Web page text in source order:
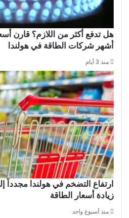
هل تدفع أكثر من اللازم؟ قارن
أشهر شركات الطاقة في هولندا
منذ 3 أيام
زيادة أسعار الطاقة
منذ أسبوع واحد